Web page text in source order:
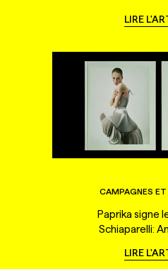
LIRE
CAMPAGNES
Paprika signe
Schiaparelli:
LIRE